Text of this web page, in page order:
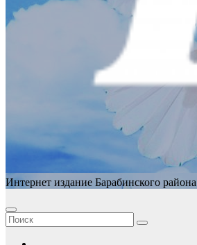
Интернет издание Барабинского района